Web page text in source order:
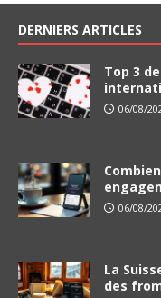
DERNIERS ARTICLES
Top 3
06/08/
06/08/
La
des